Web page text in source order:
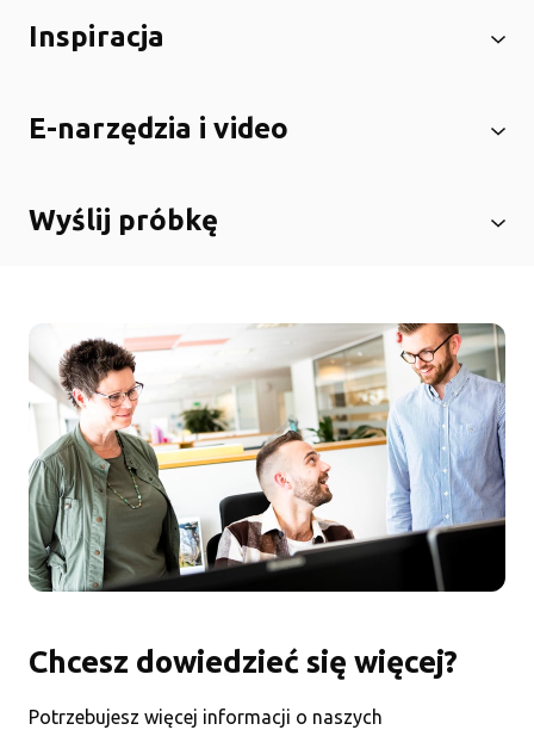
Inspiracja
E-narzędzia i video
Wyślij próbkę
Chcesz dowiedzieć się więcej?
Potrzebujesz więcej informacji o naszych